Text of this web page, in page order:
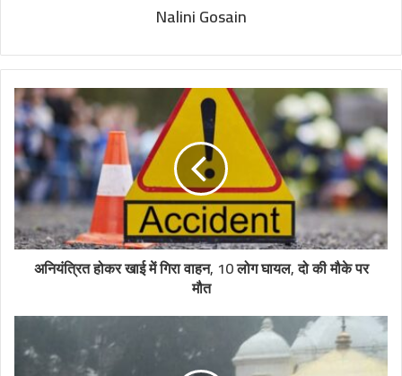
Nalini Gosain
अनियंत्रित होकर खाई में गिरा वाहन, 10 लोग घायल, दो की मौके पर
मौत